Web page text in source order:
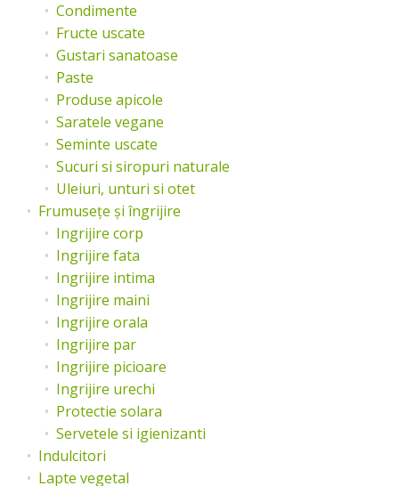
Condimente
Fructe uscate
Gustari sanatoase
Paste
Produse apicole
Saratele vegane
Seminte uscate
Sucuri si siropuri naturale
Uleiuri, unturi si otet
Frumusețe și îngrijire
Ingrijire corp
Ingrijire fata
Ingrijire intima
Ingrijire maini
Ingrijire orala
Ingrijire par
Ingrijire picioare
Ingrijire urechi
Protectie solara
Servetele si igienizanti
Indulcitori
Lapte vegetal